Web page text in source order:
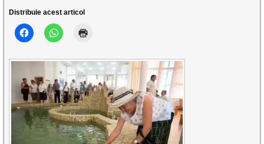
Distribuie acest articol